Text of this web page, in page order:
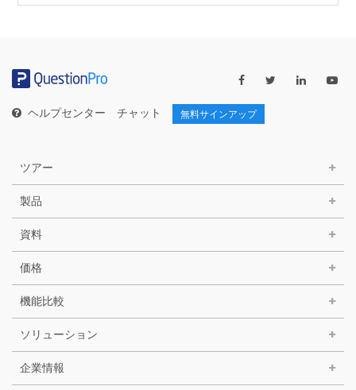
カ
ー
ヘルプセンター チャット 無料サインアップ
ツアー
製品
資料
価格
機能比較
ソリューション
企業情報